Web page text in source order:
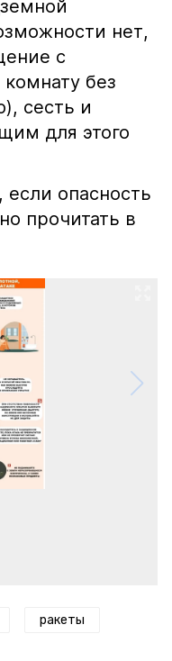
нет,
с
без
сесть и
для этого
опасность
прочитать в
ракеты